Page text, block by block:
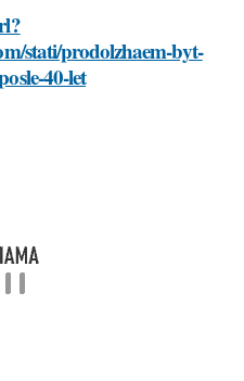
stati/prodolzhaem-byt-
40-let